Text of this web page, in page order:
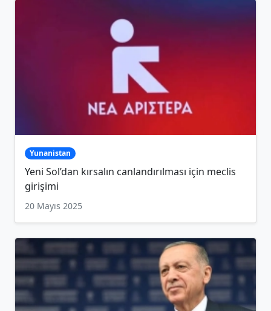
Yunanistan
Yeni Sol’dan kırsalın canlandırılması için meclis
girişimi
20 Mayıs 2025